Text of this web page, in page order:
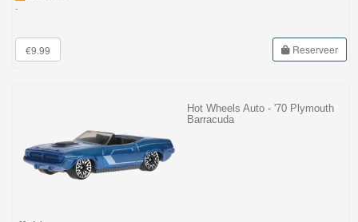
-
€9.99 Reserveer
Hot Wheels Auto - '70 Plymouth
Barracuda